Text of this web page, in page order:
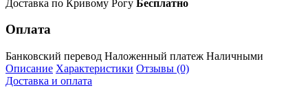
Доставка по Кривому Рогу Бесплатно
Оплата
Банковский перевод Наложенный платеж Наличными
Описание Характеристики Отзывы (0)
Доставка и оплата